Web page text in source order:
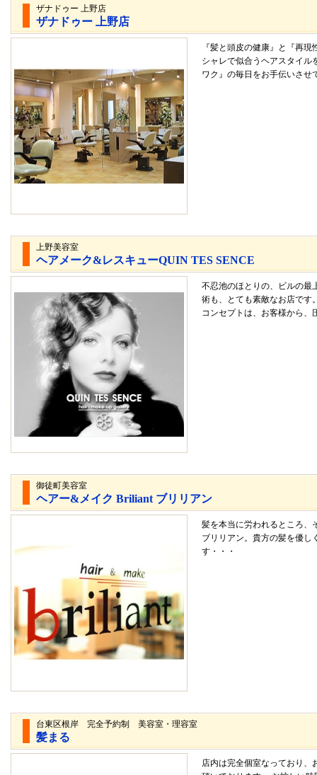
ザナドゥー 上野店
ザナドゥー 上野店
『髪と頭皮の健康』と『再
シャレで似合うヘアスタイル
ワク』の毎日をお手伝いさせ
上野美容室
ヘアメーク&レスキューQUIN TES SENCE
不忍池のほとりの、ビルの最
術も、とても素敵なお店です
コンセプトは、お客様から、
御徒町美容室
ヘアー&メイク Briliant ブリリアン
髪を本当に労われるところ、
ブリリアン。貴方の髪を優し
す・・・
台東区根岸 完全予約制 美容室・理容室
髪まる
店内は完全個室なっており、